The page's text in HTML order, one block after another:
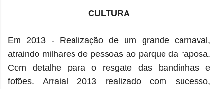
CULTURA
Em 2013 - Realização de um grande carnaval,
atraindo milhares de pessoas ao parque da raposa.
Com detalhe para o resgate das bandinhas e
fofões. Arraial 2013 realizado com sucesso,